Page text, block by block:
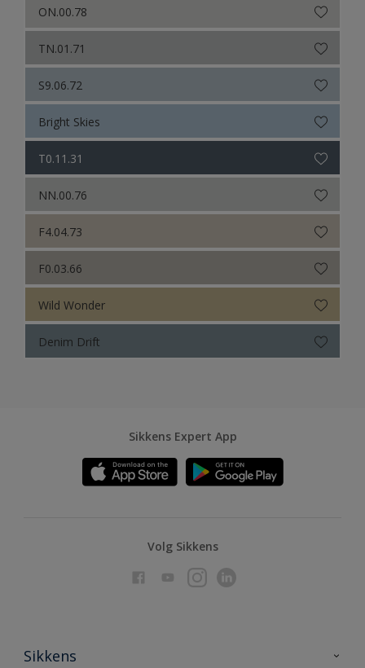
ON.00.78
TN.01.71
S9.06.72
Bright Skies
T0.11.31
NN.00.76
F4.04.73
F0.03.66
Wild Wonder
Denim Drift
Sikkens Expert App
Volg Sikkens
Sikkens